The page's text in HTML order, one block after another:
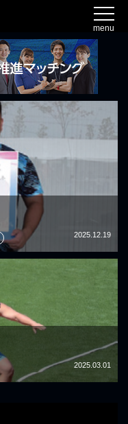
menu
2025.12.19
2025.03.01